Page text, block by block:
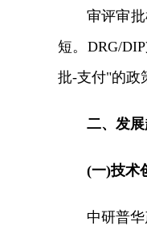
审评审
短。DRG/
批-支付"的政
二、发
(一)技术
中研普